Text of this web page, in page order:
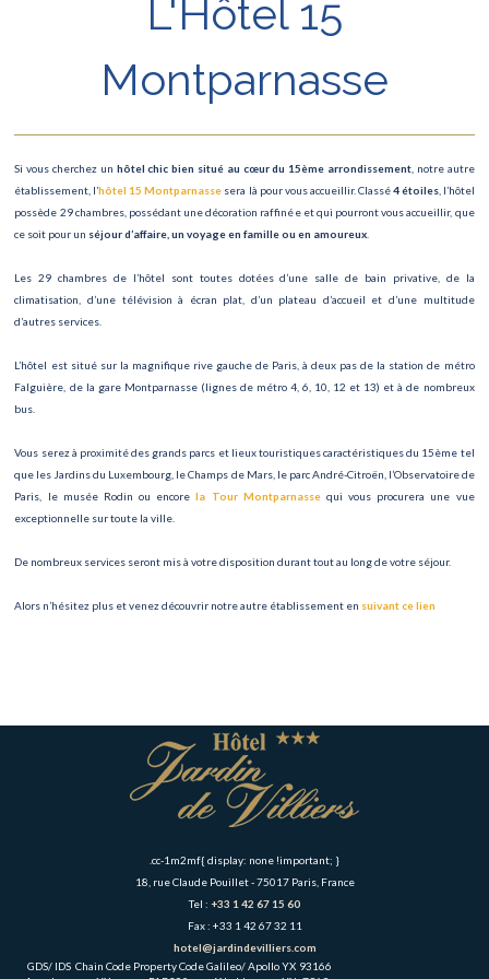
L'Hôtel 15
Montparnasse
Si vous cherchez un hôtel chic bien situé au cœur du 15ème arrondissement, notre autre
établissement, l’hôtel 15 Montparnasse sera là pour vous accueillir. Classé4 étoiles, l’hôtel
possède 29 chambres, possédant une décoration raffinée et qui pourront vous accueillir, que
ce soit pour un séjour d’affaire, un voyage en famille ou en amoureux
Les 29 chambres de l’hôtel sont toutes dotées d’une salle de bain privative, de la
climatisation, d’une télévision à écran plat, d’un plateau d’accueil et d’une multitude
d’autres services.
L’hôtel est situé sur la magnifique rive gauche de Paris, à deux pas de la station de métro
Falguière, de la gare Montparnasse (lignes de métro 4, 6, 10, 12 et 13) et à de nombreux
bus.
Vous serez à proximité des grands parcs et lieux touristiques caractéristiques du 15ème tel
que les Jardins du Luxembourg, le Champs de Mars, le parc André-Citroën, l’Observatoire de
Paris, le musée Rodin ou encorela Tour Montparnassequi vous procurera une vue
exceptionnelle sur toute la ville.
De nombreux services seront mis à votre disposition durant tout au long de votre séjour.
Alors n’hésitez plus et venez découvrir notre autre établissement en suivant ce lien
.cc-1m2mf{ display: none !important; }
18, rue Claude Pouillet - 75017 Paris, France
Tel : +33 1 42 67 15 60
Fax : +33 1 42 67 32 11
hotel@jardindevilliers.com
GDS/ IDS Chain Code Property CodeGalileo/ Apollo YX 93166